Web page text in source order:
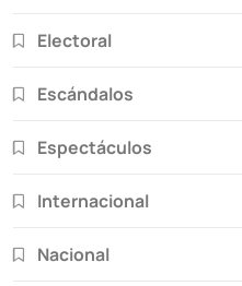
Electoral
Escándalos
Espectáculos
Internacional
Nacional